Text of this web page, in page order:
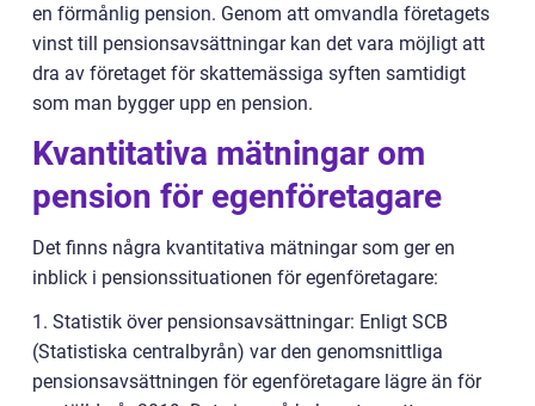
en förmånlig pension. Genom att omvandla företagets
vinst till pensionsavsättningar kan det vara möjligt att
dra av företaget för skattemässiga syften samtidigt
som man bygger upp en pension.
Kvantitativa mätningar om
pension för egenföretagare
Det finns några kvantitativa mätningar som ger en
inblick i pensionssituationen för egenföretagare:
1. Statistik över pensionsavsättningar: Enligt SCB
(Statistiska centralbyrån) var den genomsnittliga
pensionsavsättningen för egenföretagare lägre än för